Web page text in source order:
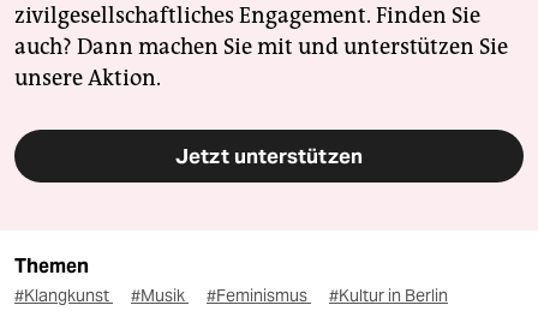
zivilgesellschaftliches Engagement. Finden Sie
auch? Dann machen Sie mit und unterstützen Sie
unsere Aktion.
Jetzt unterstützen
Themen
#Klangkunst #Musik #Feminismus
#Kultur in Berlin